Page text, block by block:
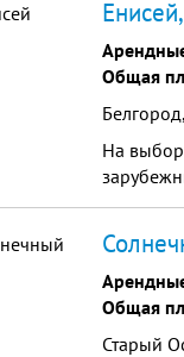
Общая
На выбор
Общая
Старый